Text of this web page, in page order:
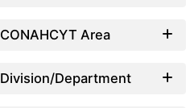
CONAHCYT Area
Division/Department